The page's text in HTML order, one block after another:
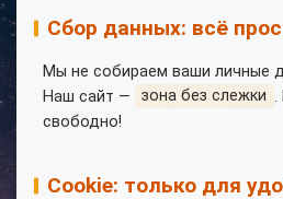
Сбор данных: всё
Мы не собираем ваши личные
Наш сайт —
зона без слежки .
свободно!
Cookie: только для